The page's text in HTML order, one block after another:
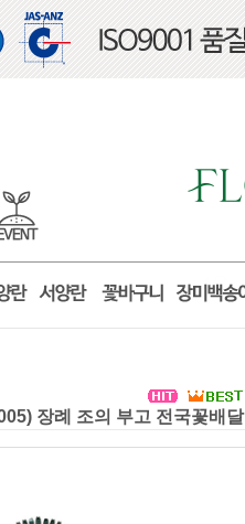
장례 조의 부고 전국꽃배달